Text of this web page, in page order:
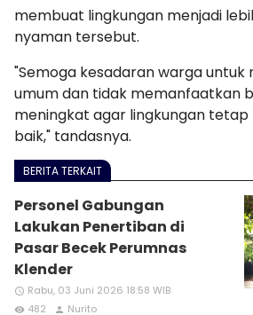
membuat lingkungan menjadi
nyaman tersebut.
"Semoga kesadaran warga untuk
umum dan tidak memanfaatkan
meningkat agar lingkungan
baik," tandasnya.
BERITA TERKAIT
Personel Gabungan
Lakukan Penertiban di
Pasar Becek Perumnas
Klender
access_time Rabu, 03 Juni 2026 18:58 WIB
remove_red_eye 482 person Nurito